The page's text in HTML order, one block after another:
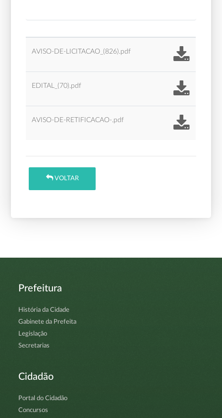
AVISO-DE-LICITACAO_(826).pdf
EDITAL_(70).pdf
AVISO-DE-RETIFICACAO-.pdf
VOLTAR
Prefeitura
História da Cidade
Gabinete da Prefeita
Legislação
Secretarias
Cidadão
Portal do Cidadão
Concursos